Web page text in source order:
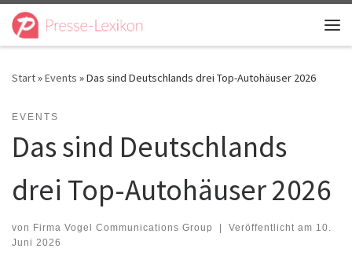
Zum Inhalt springen
Start»Events »Das sind Deutschlands drei Top-Autohäuser 2026
EVENTS
Das sind Deutschlands
drei Top-Autohäuser 2026
von Firma Vogel Communications Group | Veröffentlicht am 10.
Juni 2026